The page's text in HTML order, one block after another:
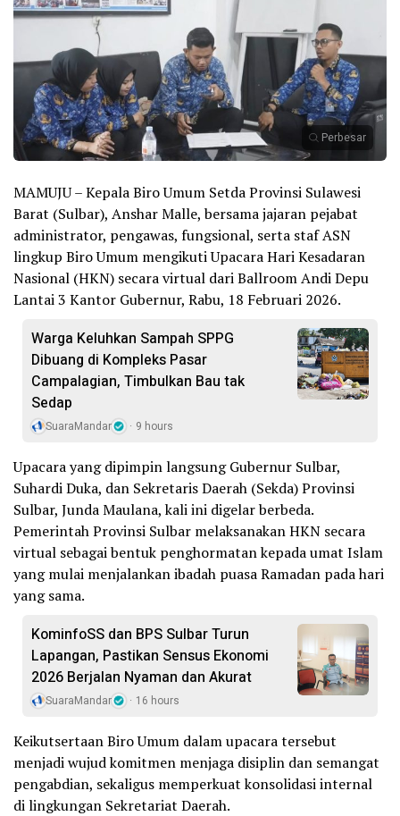
Perbesar
MAMUJU – Kepala Biro Umum Setda Provinsi Sulawesi
Barat (Sulbar), Anshar Malle, bersama jajaran pejabat
administrator, pengawas, fungsional, serta staf ASN
lingkup Biro Umum mengikuti Upacara Hari Kesadaran
Nasional (HKN) secara virtual dari Ballroom Andi Depu
Lantai 3 Kantor Gubernur, Rabu, 18 Februari 2026.
Warga Keluhkan Sampah SPPG
Dibuang di Kompleks Pasar
Campalagian, Timbulkan Bau tak
Sedap
SuaraMandar 9 hours
Upacara yang dipimpin langsung Gubernur Sulbar,
Suhardi Duka, dan Sekretaris Daerah (Sekda) Provinsi
Sulbar, Junda Maulana, kali ini digelar berbeda.
Pemerintah Provinsi Sulbar melaksanakan HKN secara
virtual sebagai bentuk penghormatan kepada umat Islam
yang mulai menjalankan ibadah puasa Ramadan pada hari
yang sama.
KominfoSS dan BPS Sulbar Turun
Lapangan, Pastikan Sensus Ekonomi
2026 Berjalan Nyaman dan Akurat
SuaraMandar 16 hours
Keikutsertaan Biro Umum dalam upacara tersebut
menjadi wujud komitmen menjaga disiplin dan semangat
pengabdian, sekaligus memperkuat konsolidasi internal
di lingkungan Sekretariat Daerah.